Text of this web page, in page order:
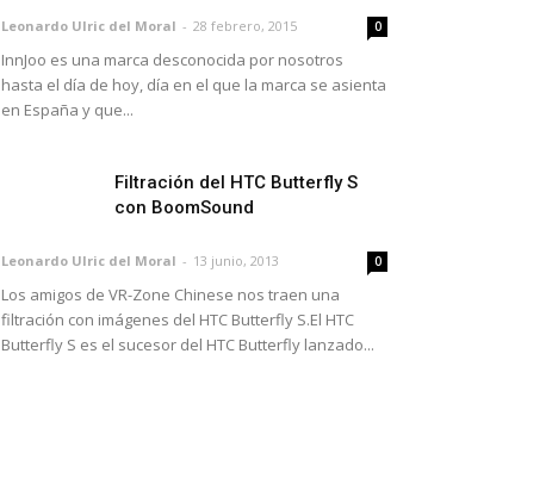
Leonardo Ulric del Moral - 28 febrero, 2015 0
InnJoo es una marca desconocida por nosotros
hasta el día de hoy, día en el que la marca se asienta
en España y que...
Filtración del HTC Butterfly S
con BoomSound
Leonardo Ulric del Moral - 13 junio, 2013 0
Los amigos de VR-Zone Chinese nos traen una
filtración con imágenes del HTC Butterfly S.El HTC
Butterfly S es el sucesor del HTC Butterfly lanzado...